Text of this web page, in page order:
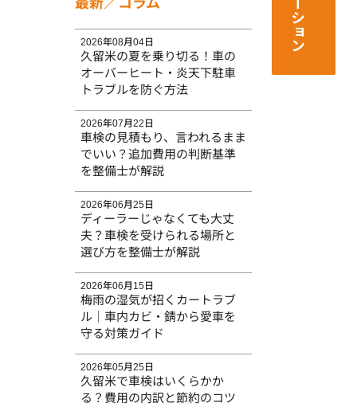
最新／コラム
久留米の夏を乗り切る！車の
オーバーヒート・炎天下駐車
トラブルを防ぐ方法
2026年08月04日
車検の見積もり、言われるまま
でいい？追加費用の判断基準
を整備士が解説
2026年07月22日
ディーラーじゃなくても大丈
夫？車検を受けられる場所と
選び方を整備士が解説
2026年06月25日
梅雨の湿気が招くカートラブ
ル｜車内カビ・錆から愛車を
守る対策ガイド
2026年06月15日
久留米で車検はいくらかか
る？費用の内訳と節約のコツ
2026年05月25日